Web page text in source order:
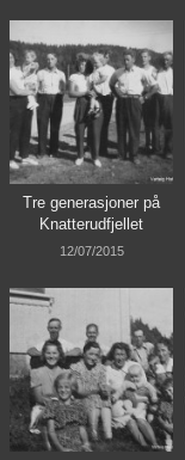
Tre generasjoner på
Knatterudfjellet
12/07/2015